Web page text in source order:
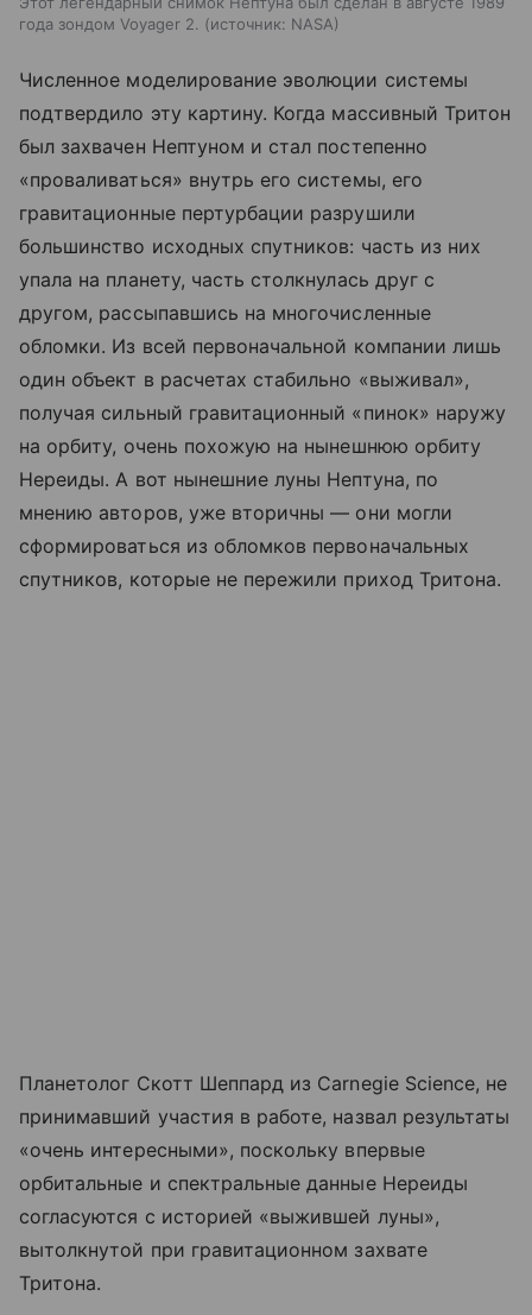
года зондом Voyager 2.
источник: NASA
Численное моделирование эволюции системы
подтвердило эту картину. Когда массивный Тритон
был захвачен Нептуном и стал постепенно
«проваливаться» внутрь его системы, его
гравитационные пертурбации разрушили
большинство исходных спутников: часть из них
упала на планету, часть столкнулась друг с
другом, рассыпавшись на многочисленные
обломки. Из всей первоначальной компании лишь
один объект в расчетах стабильно «выживал»,
получая сильный гравитационный «пинок» наружу
на орбиту, очень похожую на нынешнюю орбиту
Нереиды. А вот нынешние луны Нептуна, по
мнению авторов, уже вторичны — они могли
сформироваться из обломков первоначальных
спутников, которые не пережили приход Тритона.
Планетолог Скотт Шеппард из Carnegie Science, не
принимавший участия в работе, назвал результаты
«очень интересными», поскольку впервые
орбитальные и спектральные данные Нереиды
согласуются с историей «выжившей луны»,
вытолкнутой при гравитационном захвате
Тритона.